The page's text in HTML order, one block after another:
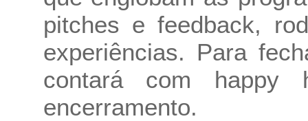
pitches e feedback,
experiências. Para
contará com
encerramento.